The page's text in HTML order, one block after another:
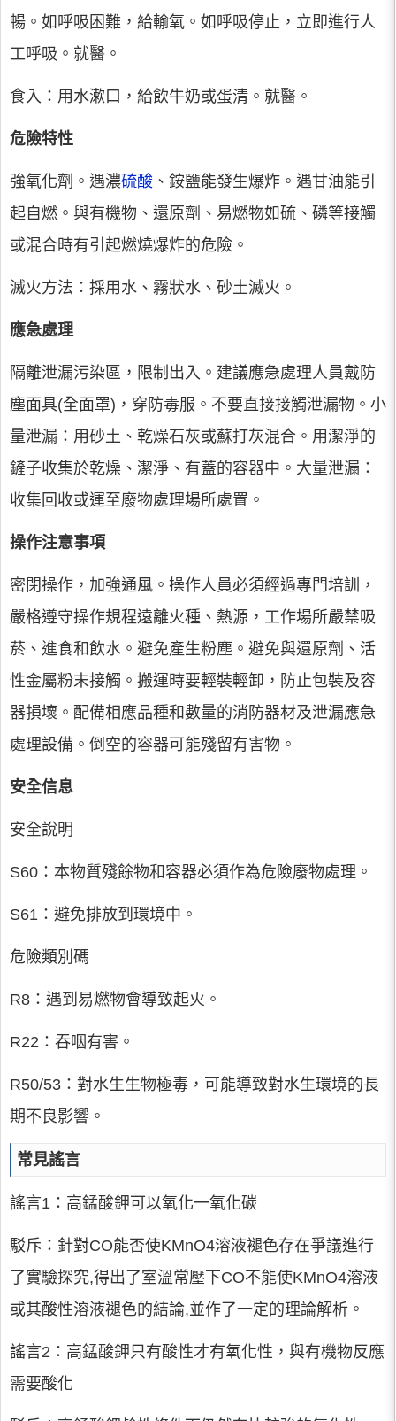
暢。如呼吸困難，給輸氧。如呼吸停止，立即進行人
工呼吸。就醫。
食入：用水漱口，給飲牛奶或蛋清。就醫。
危險特性
強氧化劑。遇濃硫酸 、銨鹽能發生爆炸。遇甘油能引
起自燃。與有機物、還原劑、易燃物如硫、磷等接觸
或混合時有引起燃燒爆炸的危險。
滅火方法：採用水、霧狀水、砂土滅火。
應急處理
隔離泄漏污染區，限制出入。建議應急處理人員戴防
塵面具(全面罩)，穿防毒服。不要直接接觸泄漏物。小
量泄漏：用砂土、乾燥石灰或蘇打灰混合。用潔淨的
鏟子收集於乾燥、潔淨、有蓋的容器中。大量泄漏：
收集回收或運至廢物處理場所處置。
操作注意事項
密閉操作，加強通風。操作人員必須經過專門培訓，
嚴格遵守操作規程遠離火種、熱源，工作場所嚴禁吸
菸、進食和飲水。避免產生粉塵。避免與還原劑、活
性金屬粉末接觸。搬運時要輕裝輕卸，防止包裝及容
器損壞。配備相應品種和數量的消防器材及泄漏應急
處理設備。倒空的容器可能殘留有害物。
安全信息
安全說明
S60：本物質殘餘物和容器必須作為危險廢物處理。
S61：避免排放到環境中。
危險類別碼
R8：遇到易燃物會導致起火。
R22：吞咽有害。
R50/53：對水生生物極毒，可能導致對水生環境的長
期不良影響。
常見謠言
謠言1：高錳酸鉀可以氧化一氧化碳
駁斥：針對CO能否使KMnO4溶液褪色存在爭議進行
了實驗探究,得出了室溫常壓下CO不能使KMnO4溶液
或其酸性溶液褪色的結論,並作了一定的理論解析。
謠言2：高錳酸鉀只有酸性才有氧化性，與有機物反應
需要酸化